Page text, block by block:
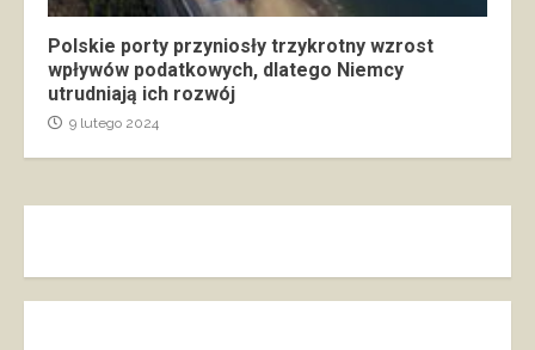
Polskie porty przyniosły trzykrotny wzrost
wpływów podatkowych, dlatego Niemcy
utrudniają ich rozwój
9 lutego 2024